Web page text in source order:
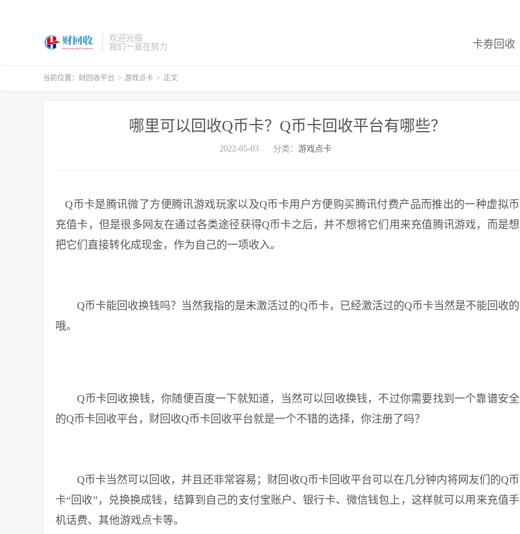
欢迎光临
我们一直在努力
卡劵回收
当前位置： 财回收平台 > 游戏点卡 > 正文
哪里可以回收Q币卡？Q币卡回收平台有哪些？
2022-05-03 分类： 游戏点卡
Q币卡是腾讯微了方便腾讯游戏玩家以及Q币卡用户方便购买腾讯付费产品而推出的一种虚拟币
充值卡，但是很多网友在通过各类途径获得Q币卡之后，并不想将它们用来充值腾讯游戏，而是想
把它们直接转化成现金，作为自己的一项收入。
Q币卡能回收换钱吗？当然我指的是未激活过的Q币卡，已经激活过的Q币卡当然是不能回收的
哦。
Q币卡回收换钱，你随便百度一下就知道，当然可以回收换钱，不过你需要找到一个靠谱安全
的Q币卡回收平台，财回收Q币卡回收平台就是一个不错的选择，你注册了吗？
Q币卡当然可以回收，并且还非常容易；财回收Q币卡回收平台可以在几分钟内将网友们的Q币
卡“回收”，兑换换成钱，结算到自己的支付宝账户、银行卡、微信钱包上，这样就可以用来充值手
机话费、其他游戏点卡等。